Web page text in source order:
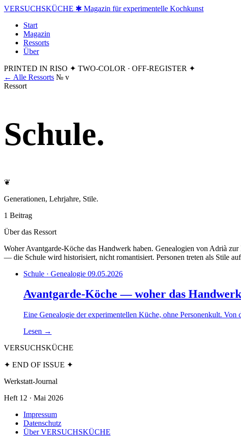
VERSUCHSKÜCHE ✱ Magazin für experimentelle Kochkunst
Start
Magazin
Ressorts
Über
PRINTED IN RISO ✦ TWO-COLOR · OFF-REGISTER ✦
← Alle Ressorts № v
Ressort
Schule.
❦
Generationen, Lehrjahre, Stile.
1 Beitrag
Über das Ressort
Woher Avantgarde-Köche das Handwerk haben. Genealogien von Adrià
— die Schule wird historisiert, nicht romantisiert. Personen treten als Stile
Schule · Genealogie 09.05.2026
Avantgarde-Köche — woher das
Eine Genealogie der experimentellen Küche, ohne Personenkult.
Lesen →
VERSUCHSKÜCHE
✦ END OF ISSUE ✦
Werkstatt-Journal
Heft 12 · Mai 2026
Impressum
Datenschutz
Über VERSUCHSKÜCHE